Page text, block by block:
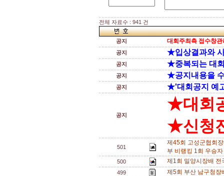
전체 자료수 : 941 건
공지 대회주최측 접수창
공지 ★입상결과와
공지 ★중복되는 대
공지 ★공지내용을
공지 ★'대회공지 예
공지
★대회
★신청
501
제45회 고성군협회
부 비랭킹 1회 우승
500 제1회 밀양시장배
499 제5회 부산 남구청